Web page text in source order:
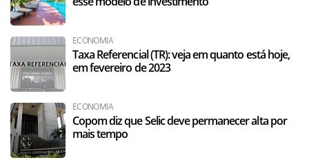
ECONOMIA
Taxa Referencial (TR): veja em quanto está hoje,
em fevereiro de 2023
ECONOMIA
Copom diz que Selic deve permanecer alta por
mais tempo